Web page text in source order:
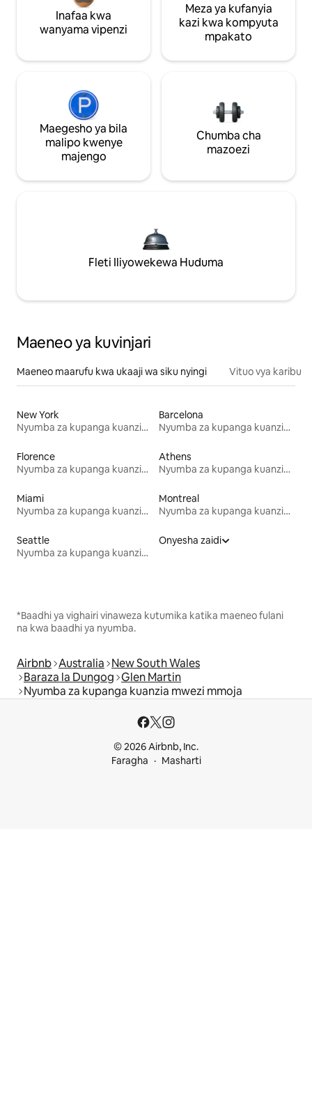
Inafaa kwa
wanyama vipenzi
Meza ya kufanyia
kazi kwa kompyuta
mpakato
Maegesho ya bila
malipo kwenye
majengo
Chumba cha
mazoezi
Fleti Iliyowekewa Huduma
Maeneo ya kuvinjari
Maeneo maarufu kwa ukaaji wa siku nyingi Vituo vya karibu
New York
Nyumba za kupanga kuanzia mwezi mmoja
Barcelona
Nyumba za kupanga kuanzia mwezi mmoja
Florence
Nyumba za kupanga kuanzia mwezi mmoja
Athens
Nyumba za kupanga kuanzia mwezi mmoja
Miami
Nyumba za kupanga kuanzia mwezi mmoja
Montreal
Nyumba za kupanga kuanzia mwezi mmoja
Seattle
Nyumba za kupanga kuanzia mwezi mmoja
Onyesha zaidi
*Baadhi ya vighairi vinaweza kutumika katika maeneo fulani
na kwa baadhi ya nyumba.
Airbnb Australia New South Wales
Baraza la Dungog Glen Martin
Nyumba za kupanga kuanzia mwezi mmoja
© 2026 Airbnb, Inc.
Faragha
Masharti